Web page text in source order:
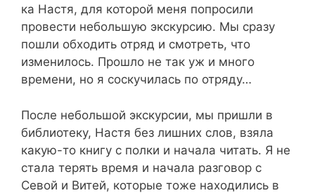
ка Настя, для которой меня попросили
провести небольшую экскурсию. Мы сразу
пошли обходить отряд и смотреть, что
изменилось. Прошло не так уж и много
времени, но я соскучилась по отряду…
После небольшой экскурсии, мы пришли в
библиотеку, Настя без лишних слов, взяла
какую-то книгу с полки и начала читать. Я не
стала терять время и начала разговор с
Севой и Витей, которые тоже находились в